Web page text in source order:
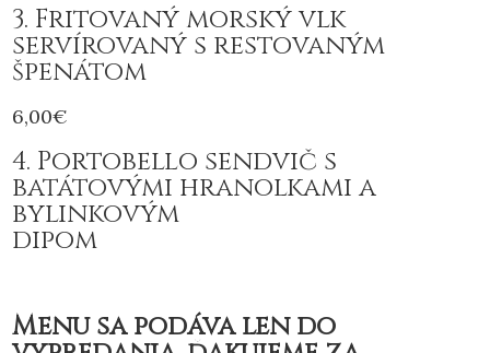
3. Fritovaný morský vlk
servírovaný s restovaným
špenátom
6,00€
4. Portobello sendvič s
batátovými hranolkami a
bylinkovým
dipom
Menu sa podáva len do